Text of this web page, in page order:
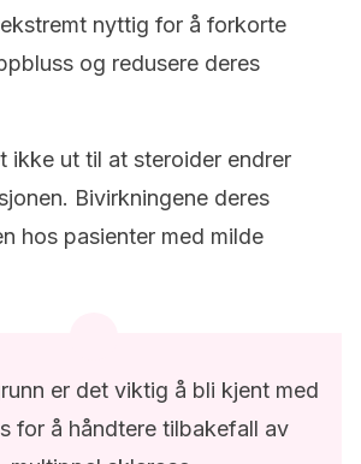
nyttig for å forkorte
og redusere deres
ikke ut til at steroider endrer
Bivirkningene deres
hos pasienter med milde
er det viktig å bli kjent med
for å håndtere tilbakefall av